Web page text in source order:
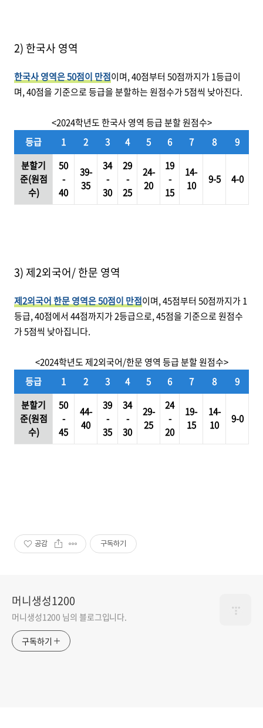
2) 한국사 영역
한국사 영역은 50점이 만점이며, 40점부터 50점까지가 1등급이
며, 40점을 기준으로 등급을 분할하는 원점수가 5점씩 낮아진다.
<2024학년도 한국사 영역 등급 분할 원점수>
등급
1 2 3 4 5 6 7 8
9
분할기
준(원점
수)
50
-
40
39-
35
34
-
30
29
-
25
24-
20
19
-
15
14-
10
9-5 4-0
3) 제2외국어/ 한문 영역
제2외국어 한문 영역은 50점이 만점이며, 45점부터 50점까지가 1
등급, 40점에서 44점까지가 2등급으로, 45점을 기준으로 원점수
가 5점씩 낮아집니다.
<2024학년도 제2외국어/한문 영역 등급 분할 원점수>
등급
1 2 3 4 5 6 7 8
9
분할기
준(원점
수)
50
-
45
44-
40
39
-
35
34
-
30
29-
25
24
-
20
19-
15
14-
10
9-0
공감 구독하기
머니생성1200
머니생성1200 님의 블로그입니다.
구독하기